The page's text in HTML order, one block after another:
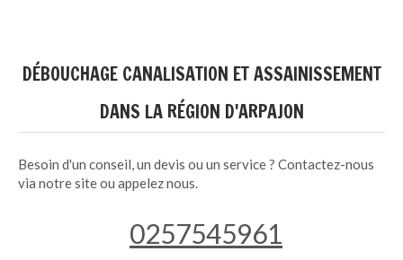
DÉBOUCHAGE CANALISATION ET ASSAINISSEMENT
DANS LA RÉGION D'ARPAJON
Besoin d'un conseil, un devis ou un service ? Contactez-nous
via notre site ou appelez nous.
0257545961